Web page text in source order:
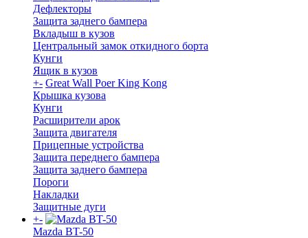
Дефлекторы
Защита заднего бампера
Вкладыш в кузов
Центральный замок откидного борта
Кунги
Ящик в кузов
+- Great Wall Poer King Kong
Крышка кузова
Кунги
Расширители арок
Защита двигателя
Прицепные устройства
Защита переднего бампера
Защита заднего бампера
Пороги
Накладки
Защитные дуги
+-
Mazda BT-50